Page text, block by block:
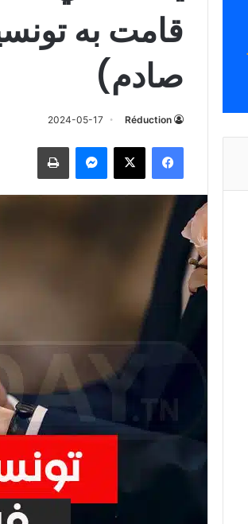
قامت به
صادم)
Réduction
2024-05-17
فيسبوك ‫X ماسنجر طباعة